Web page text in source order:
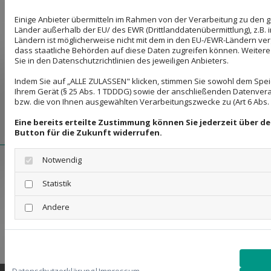
Wir bemühen uns, unsere digitalen Inhalte
barrierefrei im Sinne des BFSG sowie der
Barrierefreie-Informationstechnik-Verordnung
(BITV) anzubieten. Sollten Sie dennoch auf Barrieren
stoßen, wenden Sie sich bitte an ats-
recycling@web.de.
Bildquellen
78201560 | © Gina Sanders /stock.adobe.com
133488330 | © PhotoSG /stock.adobe.com
Einige Anbieter übermitteln im Rahmen von der Verarbeitung zu den
Länder außerhalb der EU/ des EWR (Drittlanddatenübermittlung),
Ländern ist möglicherweise nicht mit dem in den EU-/EWR-Ländern
dass staatliche Behörden auf diese Daten zugreifen können.
Sie in den Datenschutzrichtlinien des jeweiligen Anbieters.
Indem Sie auf „ALLE ZULASSEN" klicken, stimmen Sie sowohl dem
Ihrem Gerät (§ 25 Abs. 1 TDDDG) sowie der anschließenden
bzw. die von Ihnen ausgewählten Verarbeitungszwecke zu (Art 6 Abs.
Eine bereits erteilte Zustimmung können Sie jederzeit über
Button für die Zukunft widerrufen.
Notwendig
Statistik
Andere